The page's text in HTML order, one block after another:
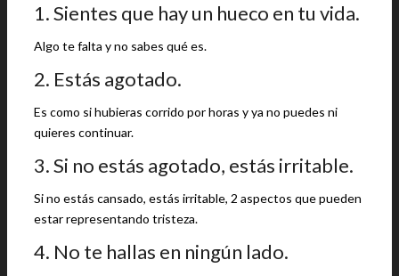
1. Sientes que hay un hueco en tu vida.
Algo te falta y no sabes qué es.
2. Estás agotado.
Es como si hubieras corrido por horas y ya no puedes ni
quieres continuar.
3. Si no estás agotado, estás irritable.
Si no estás cansado, estás irritable, 2 aspectos que pueden
estar representando tristeza.
4. No te hallas en ningún lado.